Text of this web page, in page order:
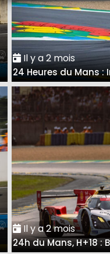
Il y a 2 mois
24 Heures du Mans
Il y a 2 mois
24h du Mans, H+18 :